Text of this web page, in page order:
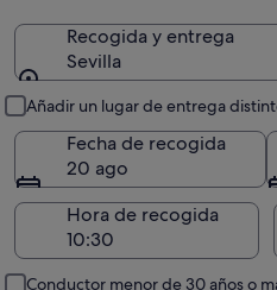
Recogida y entrega
Sevilla
Añadir un lugar de entrega
Fecha de recogida
20 ago
Hora de recogida
Conductor menor de 30 años o